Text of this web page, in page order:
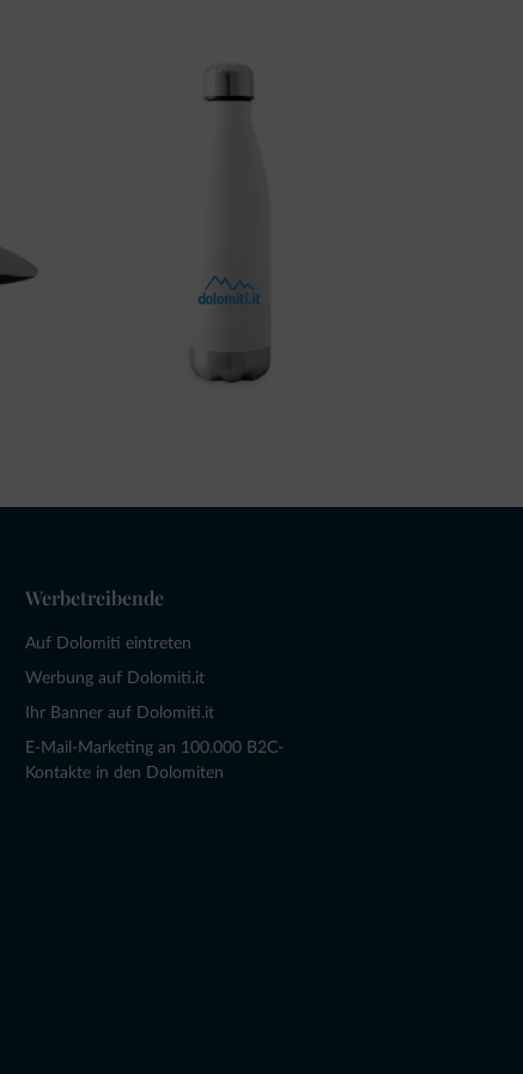
Werbetreibende
Auf Dolomiti eintreten
Werbung auf Dolomiti.it
Ihr Banner auf Dolomiti.it
E-Mail-Marketing an 100.000 B2C-
Kontakte in den Dolomiten